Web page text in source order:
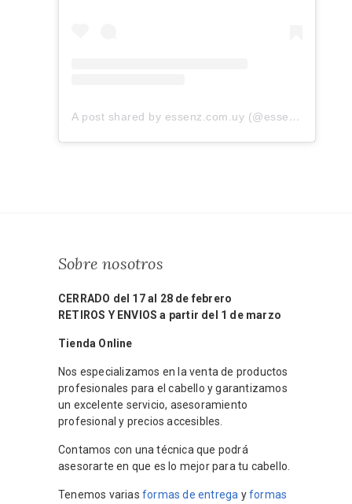
A post shared by essenz.com.uy (@essenz.com.uy)
Sobre nosotros
CERRADO del 17 al 28 de febrero
RETIROS Y ENVIOS a partir del 1 de marzo
Tienda Online
Nos especializamos en la venta de productos
profesionales para el cabello y garantizamos
un excelente servicio, asesoramiento
profesional y precios accesibles.
Contamos con una técnica que podrá
asesorarte en que es lo mejor para tu cabello.
Tenemos varias formas de entrega yformas